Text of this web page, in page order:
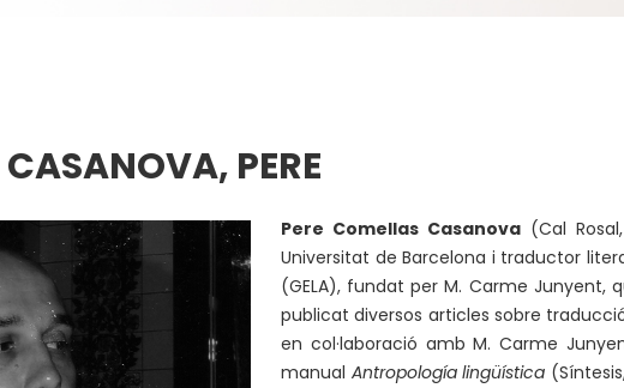
PERE
Pere Comellas Casanova(Cal Rosal,
Universitat de Barcelona i traductor
(GELA), fundat per M. Carme
publicat diversos articles sobre
en col·laboració amb M. Carme
manual Antropología lingüística